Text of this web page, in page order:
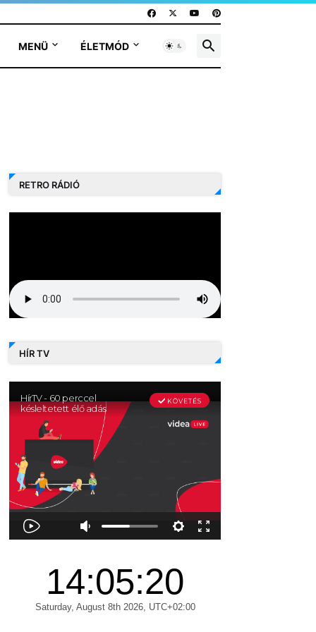
MENÜ ÉLETMÓD
RETRO RÁDIÓ
HÍR TV